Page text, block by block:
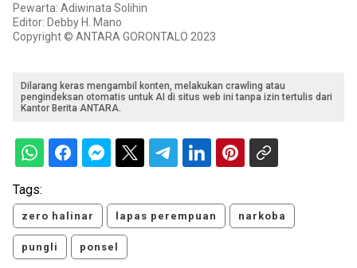
Pewarta: Adiwinata Solihin
Editor: Debby H. Mano
Copyright © ANTARA GORONTALO 2023
Dilarang keras mengambil konten, melakukan crawling atau
pengindeksan otomatis untuk AI di situs web ini tanpa izin tertulis dari
Kantor Berita ANTARA.
Tags:
zero halinar lapas perempuan narkoba
pungli ponsel